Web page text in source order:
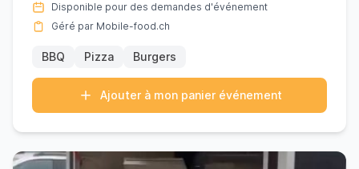
Disponible pour des demandes d'événement
Géré par Mobile-food.ch
BBQ Pizza Burgers
Ajouter à mon panier événement